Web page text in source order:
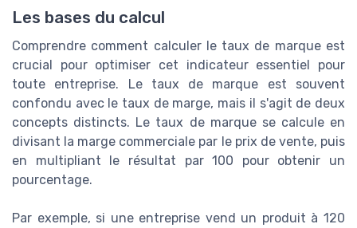
Les bases du calcul
Comprendre comment calculer le taux de marque est
crucial pour optimiser cet indicateur essentiel pour
toute entreprise. Le taux de marque est souvent
confondu avec le taux de marge, mais il s'agit de deux
concepts distincts. Le taux de marque se calcule en
divisant la marge commerciale par le prix de vente, puis
en multipliant le résultat par 100 pour obtenir un
pourcentage.
Par exemple, si une entreprise vend un produit à 120